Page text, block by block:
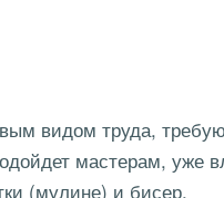
видом труда,
мастерам, уже
(мулине) и бисер.